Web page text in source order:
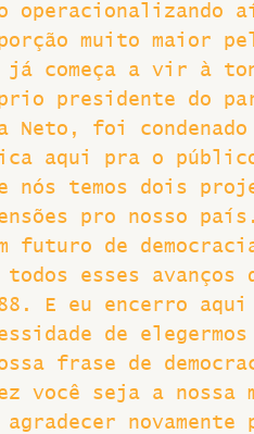
operacionalizando
muito maior
já começa a vir à
presidente do
Neto, foi
aqui pra o
nós temos dois
pro nosso
futuro de
esses avanços
E eu encerro aqui
de
frase de
você seja a nossa